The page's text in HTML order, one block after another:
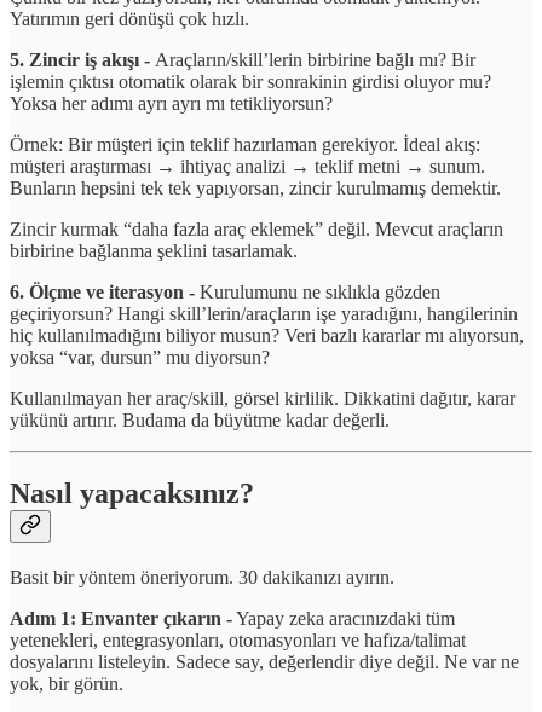
Yatırımın geri dönüşü çok hızlı.
5. Zincir iş akışı - Araçların/skill’lerin birbirine bağlı mı? Bir
işlemin çıktısı otomatik olarak bir sonrakinin girdisi oluyor mu?
Yoksa her adımı ayrı ayrı mı tetikliyorsun?
Örnek: Bir müşteri için teklif hazırlaman gerekiyor. İdeal akış:
müşteri araştırması → ihtiyaç analizi → teklif metni → sunum.
Bunların hepsini tek tek yapıyorsan, zincir kurulmamış demektir.
Zincir kurmak “daha fazla araç eklemek” değil. Mevcut araçların
birbirine bağlanma şeklini tasarlamak.
6. Ölçme ve iterasyon - Kurulumunu ne sıklıkla gözden
geçiriyorsun? Hangi skill’lerin/araçların işe yaradığını, hangilerinin
hiç kullanılmadığını biliyor musun? Veri bazlı kararlar mı alıyorsun,
yoksa “var, dursun” mu diyorsun?
Kullanılmayan her araç/skill, görsel kirlilik. Dikkatini dağıtır, karar
yükünü artırır. Budama da büyütme kadar değerli.
Nasıl yapacaksınız?
Basit bir yöntem öneriyorum. 30 dakikanızı ayırın.
Adım 1: Envanter çıkarın -Yapay zeka aracınızdaki tüm
yetenekleri, entegrasyonları, otomasyonları ve hafıza/talimat
dosyalarını listeleyin. Sadece say, değerlendir diye değil. Ne var ne
yok, bir görün.